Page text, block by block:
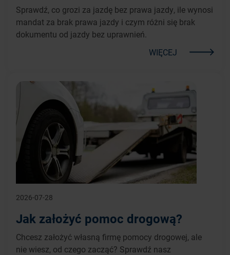
Sprawdź, co grozi za jazdę bez prawa jazdy, ile wynosi
mandat za brak prawa jazdy i czym różni się brak
dokumentu od jazdy bez uprawnień.
WIĘCEJ
2026-07-28
Jak założyć pomoc drogową?
Chcesz założyć własną firmę pomocy drogowej, ale
nie wiesz, od czego zacząć? Sprawdź nasz